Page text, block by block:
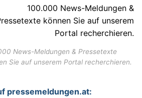
News-Meldungen & Pressetexte
Sie auf unserem Portal recherchieren.
pressemeldungen.at: